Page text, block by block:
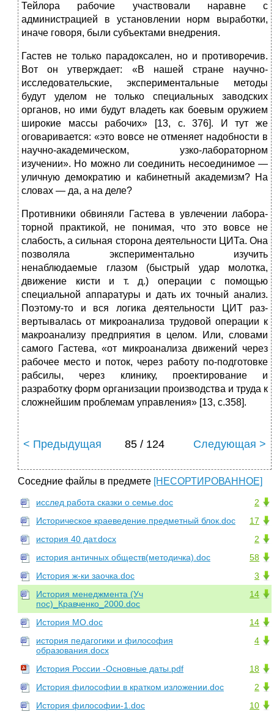
Тейлора рабочие участвовали наравне с
администрацией в установле­нии норм выработки,
иначе говоря, были субъектами внедрения.
Гастев не только парадоксален, но и противоречив.
Вот он утверждает: «В нашей стране научно-
исследова­тельские, экспериментальные методы
будут уделом не только специальных заводских
органов, но ими будут владеть как боевым оружием
широкие массы рабо­чих» [13, с. 376]. И тут же
оговаривается: «это вовсе не отменяет надобности в
научно-академическом, узко-ла­бораторном
изучении». Но можно ли соединить несое­динимое —
уличную демократию и кабинетный акаде­мизм? На
словах — да, а на деле?
Противники обвиняли Гастева в увлечении лабора­
торной практикой, не понимая, что это вовсе не
слабость, а сильная сторона деятельности ЦИТа. Она
позволяла экспериментально изучить
ненаблюдаемые глазом (бы­стрый удар молотка,
движение кисти и т. д.) операции с помощью
специальной аппаратуры и дать их точный анализ.
Поэтому-то и вся логика деятельности ЦИТ раз­
вертывалась от микроанализа трудовой операции к
мак­роанализу предприятия в целом. Или, словами
самого Гастева, «от микроанализа движений через
рабочее ме­сто и поток, через работу по-подготовке
рабсилы, через клинику, проектирование и
разработку форм организа­ции производства и труда к
сложнейшим проблемам управления» [13, с.358].
< Предыдущая 85 / 124 Следующая >
Соседние файлы в предмете [НЕСОРТИРОВАННОЕ]
2
исслед работа сказки о семье.doc
17
Историческое краеведение.предметный блок.doc
2
история 40 дат.docx
58
история античных обществ(методичка).doc
3
История ж-ки заочка.doc
14
История менеджмента (Уч
пос)_Кравченко_2000.doc
14
История МО.doc
4
история педагогики и философия
образования.docx
18
История России -Основные даты.pdf
2
История философии в кратком изложении.doc
10
История философии-1.doc